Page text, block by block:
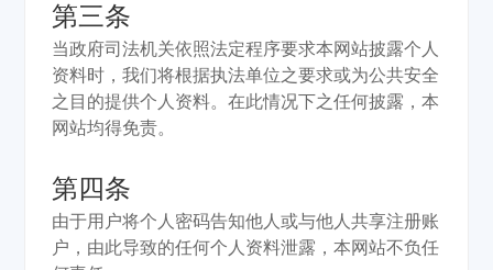
第三条
当政府司法机关依照法定程序要求本网站披露个人
资料时，我们将根据执法单位之要求或为公共安全
之目的提供个人资料。在此情况下之任何披露，本
网站均得免责。
第四条
由于用户将个人密码告知他人或与他人共享注册账
户，由此导致的任何个人资料泄露，本网站不负任